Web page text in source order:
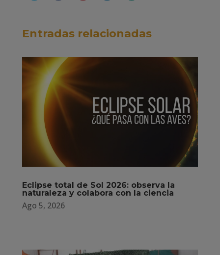
Entradas relacionadas
Eclipse total de Sol 2026: observa la
naturaleza y colabora con la ciencia
Ago 5, 2026